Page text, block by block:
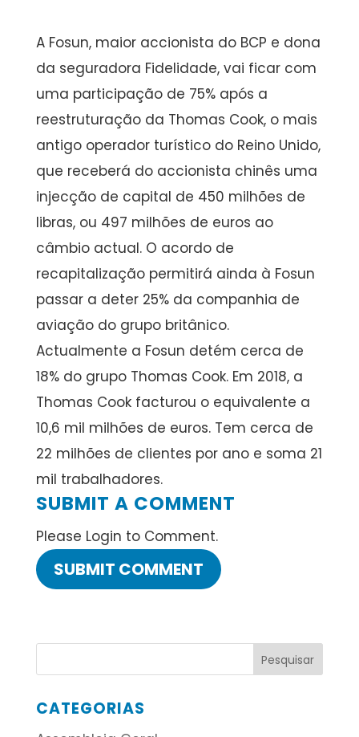
A Fosun, maior accionista do BCP e dona
da seguradora Fidelidade, vai ficar com
uma participação de 75% após a
reestruturação da Thomas Cook, o mais
antigo operador turístico do Reino Unido,
que receberá do accionista chinês uma
injecção de capital de 450 milhões de
libras, ou 497 milhões de euros ao
câmbio actual. O acordo de
recapitalização permitirá ainda à Fosun
passar a deter 25% da companhia de
aviação do grupo britânico.
Actualmente a Fosun detém cerca de
18% do grupo Thomas Cook. Em 2018, a
Thomas Cook facturou o equivalente a
10,6 mil milhões de euros. Tem cerca de
22 milhões de clientes por ano e soma 21
mil trabalhadores.
SUBMIT A COMMENT
Please Login to Comment.
CATEGORIAS